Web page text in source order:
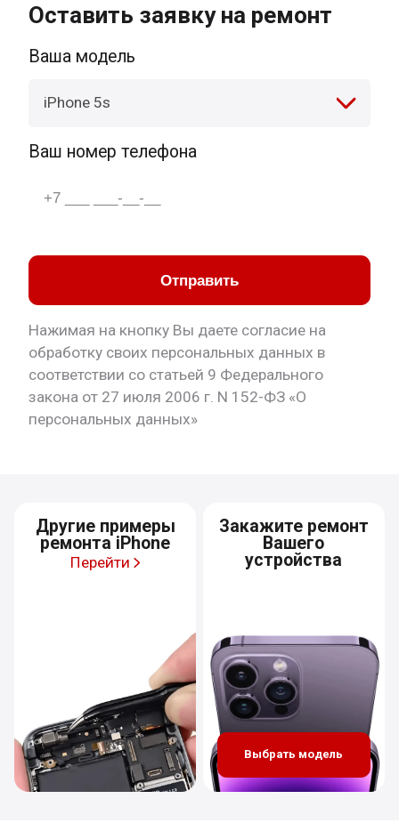
Оставить заявку на ремонт
Ваша модель
iPhone 5s
Ваш номер телефона
Отправить
Нажимая на кнопку Вы даете согласие на
обработку своих персональных данных в
соответствии со статьей 9 Федерального
закона от 27 июля 2006 г. N 152-ФЗ «О
персональных данных»
Другие примеры
ремонта iPhone
Перейти
Закажите ремонт
Вашего
устройства
Выбрать модель